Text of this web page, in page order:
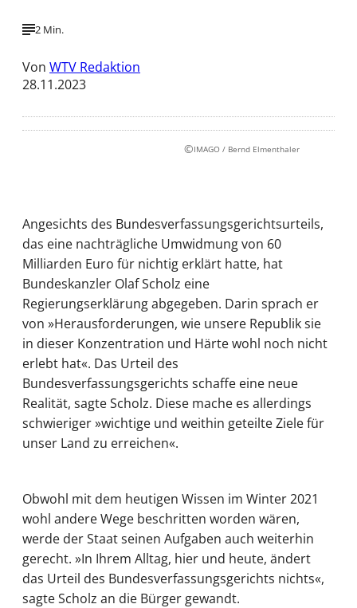
2 Min.
Von WTV Redaktion
28.11.2023
©IMAGO / Bernd Elmenthaler
Angesichts des Bundesverfassungsgerichtsurteils,
das eine nachträgliche Umwidmung von 60
Milliarden Euro für nichtig erklärt hatte, hat
Bundeskanzler Olaf Scholz eine
Regierungserklärung abgegeben. Darin sprach er
von »Herausforderungen, wie unsere Republik sie
in dieser Konzentration und Härte wohl noch nicht
erlebt hat«. Das Urteil des
Bundesverfassungsgerichts schaffe eine neue
Realität, sagte Scholz. Diese mache es allerdings
schwieriger »wichtige und weithin geteilte Ziele für
unser Land zu erreichen«.
Obwohl mit dem heutigen Wissen im Winter 2021
wohl andere Wege beschritten worden wären,
werde der Staat seinen Aufgaben auch weiterhin
gerecht. »In Ihrem Alltag, hier und heute, ändert
das Urteil des Bundesverfassungsgerichts nichts«,
sagte Scholz an die Bürger gewandt.